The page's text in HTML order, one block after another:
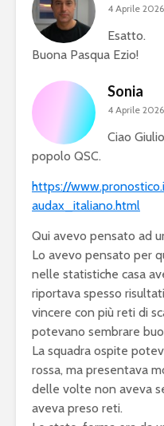
4 Aprile
Esatto.
Buona Pasqua Ezio!
Sonia
4 Aprile
Ciao
popolo QSC.
https://
audax_italiano.html
Qui avevo pensato ad
Lo avevo pensato per
nelle statistiche casa
riportava spesso
vincere con più reti di
potevano sembrare
La squadra ospite
rossa, ma presentava
delle volte non aveva
aveva preso reti.